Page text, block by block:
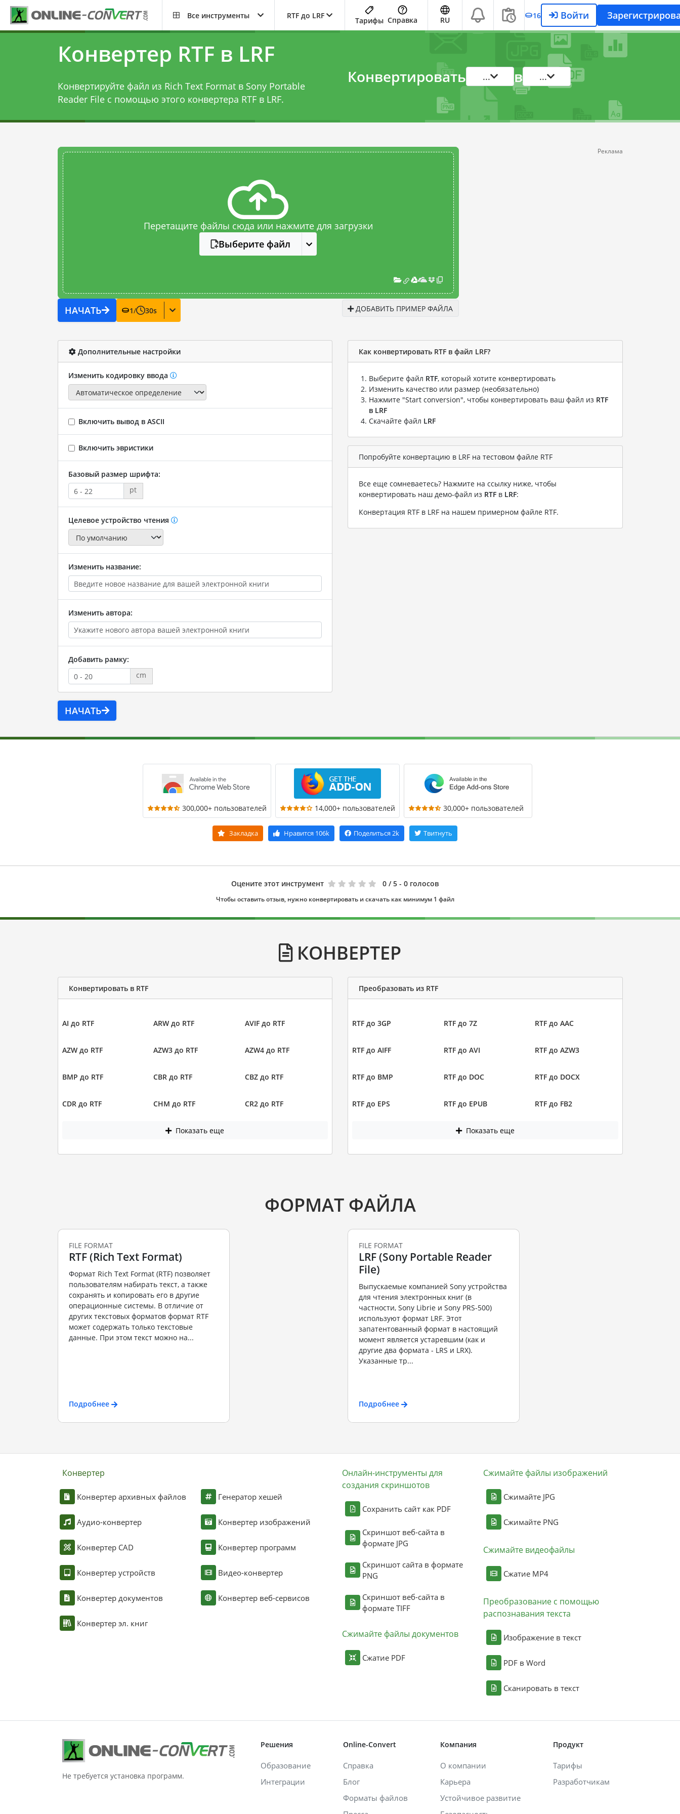
Все инструменты RTF до LRF
Тарифы Справка RU 16 Войти
Конвертер RTF в LRF
Конвертируйте файл из Rich Text Format в Sony Portable
Reader File с помощью этого конвертера RTF в LRF.
Конвертировать ... в ...
Перетащите файлы сюда или нажмите для загрузки
Выберите файл
НАЧАТЬ 1/ 30s ДОБАВИТЬ ПРИМЕР ФАЙЛА
Реклама
Дополнительные настройки
Изменить кодировку ввода
Включить вывод в ASCII
Включить эвристики
Базовый размер шрифта:
pt
Целевое устройство чтения
Изменить название:
Изменить автора:
Добавить рамку:
cm
НАЧАТЬ
Как конвертировать RTF в файл LRF?
Выберите файл RTF, который хотите конвертировать
Изменить качество или размер (необязательно)
Нажмите "Start conversion", чтобы конвертировать ваш файл из RTF
в LRF
Скачайте файл LRF
Попробуйте конвертацию в LRF на тестовом файле RTF
Все еще сомневаетесь? Нажмите на ссылку ниже, чтобы
конвертировать наш демо-файл из RTF в LRF:
Конвертация RTF в LRF на нашем примерном файле RTF.
300,000+ пользователей 14,000+ пользователей 30,000+ пользователей
Закладка Нравится 106k Поделиться 2k Твитнуть
Оцените этот инструмент 0 / 5 - 0 голосов
Чтобы оставить отзыв, нужно конвертировать и скачать как минимум 1 файл
КОНВЕРТЕР
Конвертировать в RTF
AI до RTF ARW до RTF AVIF до RTF
AZW до RTF AZW3 до RTF AZW4 до RTF
BMP до RTF CBR до RTF CBZ до RTF
CDR до RTF CHM до RTF CR2 до RTF
Показать еще
Преобразовать из RTF
RTF до 3GP RTF до 7Z RTF до AAC
RTF до AIFF RTF до AVI RTF до AZW3
RTF до BMP RTF до DOC RTF до DOCX
RTF до EPS RTF до EPUB RTF до FB2
Показать еще
ФОРМАТ ФАЙЛА
FILE FORMAT
RTF (Rich Text Format)
Формат Rich Text Format (RTF) позволяет
пользователям набирать текст, а также
сохранять и копировать его в другие
операционные системы. В отличие от
других текстовых форматов формат RTF
может содержать только текстовые
данные. При этом текст можно на...
Подробнее
FILE FORMAT
LRF (Sony Portable Reader
File)
Выпускаемые компанией Sony устройства
для чтения электронных книг (в
частности, Sony Librie и Sony PRS-500)
используют формат LRF. Этот
запатентованный формат в настоящий
момент является устаревшим (как и
другие два формата - LRS и LRX).
Указанные тр...
Подробнее
Конвертер
Конвертер архивных файлов
Аудио-конвертер
Конвертер CAD
Конвертер устройств
Конвертер документов
Конвертер эл. книг
Генератор хешей
Конвертер изображений
Конвертер программ
Видео-конвертер
Конвертер веб-сервисов
Онлайн-инструменты для
создания скриншотов
Сохранить сайт как PDF
Скриншот веб-сайта в
формате JPG
Скриншот сайта в формате
PNG
Скриншот веб-сайта в
формате TIFF
Сжимайте файлы документов
Сжатие PDF
Сжимайте файлы изображений
Сжимайте JPG
Сжимайте PNG
Сжимайте видеофайлы
Сжатие MP4
Преобразование с помощью
распознавания текста
Изображение в текст
PDF в Word
Сканировать в текст
Не требуется установка программ.
Решения
Образование
Интеграции
Online-Convert
Справка
Блог
Форматы файлов
Компания
О компании
Карьера
Устойчивое развитие
Продукт
Тарифы
Разработчикам